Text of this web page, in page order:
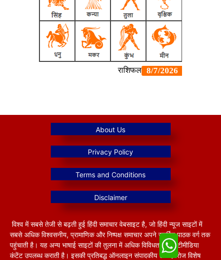
विश्व में सबसे तेजी से बढ़ती हुई हिंदी समाचार वेबसाइट है, जो हिंदी न्यूज साइटों में
सबसे अधिक विश्वसनीय, प्रामाणिक और निष्पक्ष समाचार अपने समर्पित पाठक वर्ग तक
पहुंचाती है। यह अन्य भाषाई साइटों की तुलना में अधिक विविधतापूर्ण मल्टीमीडिया
कंटेंट उपलब्ध कराती है। इसकी प्रतिबद्ध ऑनलाइन संपादकीय टीम हररोज विशेष